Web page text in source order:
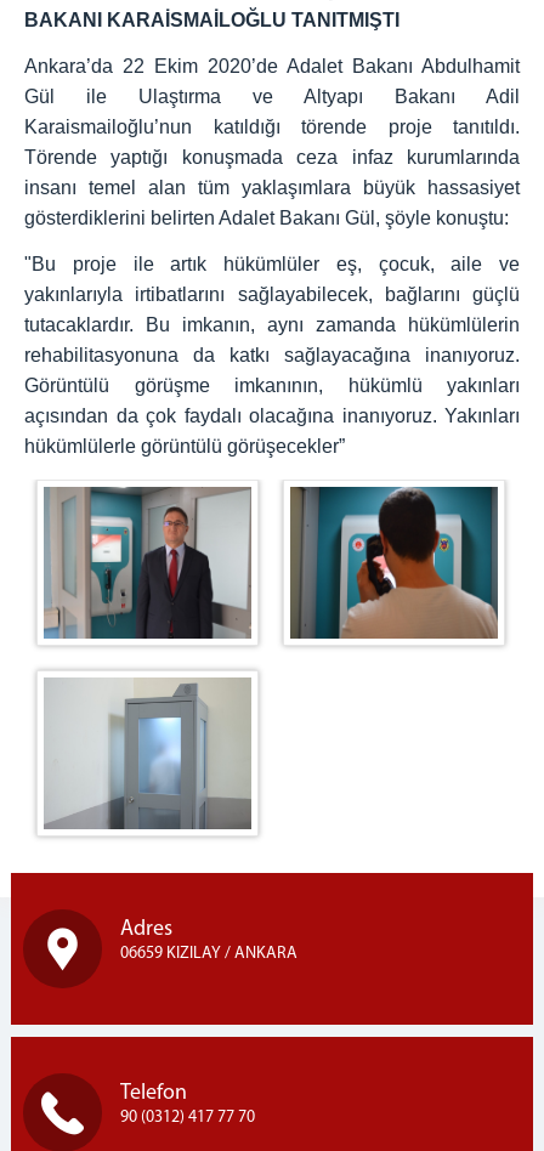
BAKANI KARAİSMAİLOĞLU TANITMIŞTI
Ankara’da 22 Ekim 2020’de Adalet Bakanı Abdulhamit
Gül ile Ulaştırma ve Altyapı Bakanı Adil
Karaismailoğlu’nun katıldığı törende proje tanıtıldı.
Törende yaptığı konuşmada ceza infaz kurumlarında
insanı temel alan tüm yaklaşımlara büyük hassasiyet
gösterdiklerini belirten Adalet Bakanı Gül, şöyle konuştu:
"Bu proje ile artık hükümlüler eş, çocuk, aile ve
yakınlarıyla irtibatlarını sağlayabilecek, bağlarını güçlü
tutacaklardır. Bu imkanın, aynı zamanda hükümlülerin
rehabilitasyonuna da katkı sağlayacağına inanıyoruz.
Görüntülü görüşme imkanının, hükümlü yakınları
açısından da çok faydalı olacağına inanıyoruz. Yakınları
hükümlülerle görüntülü görüşecekler”
Adres
06659 KIZILAY / ANKARA
Telefon
90 (0312) 417 77 70